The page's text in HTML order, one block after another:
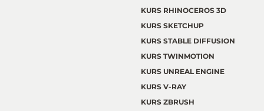
KURS RHINOCEROS 3D
KURS SKETCHUP
KURS STABLE DIFFUSION
KURS TWINMOTION
KURS UNREAL ENGINE
KURS V-RAY
KURS ZBRUSH